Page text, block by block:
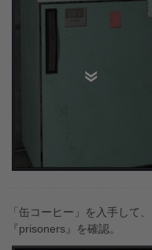
「缶コーヒー」を入手して
『prisoners』を確認。